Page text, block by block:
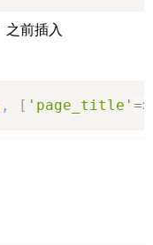
之前插入
, [ 'page_title' =>